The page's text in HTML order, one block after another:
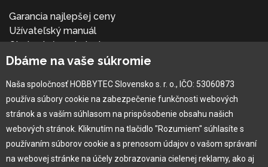
Garancia najlepšej ceny
Užívateľský manuál
Obchodné podmienky
Zákazník & partner
Novinky
Dbáme na vaše súkromie
Naša spoločnosť HOBBYTEC Slovensko s. r. o., IČO: 53060873
používa súbory cookie na zabezpečenie funkčnosti webových
stránok a s vaším súhlasom na prispôsobenie obsahu našich
webových stránok. Kliknutím na tlačidlo "Rozumiem" súhlasíte s
používaním súborov cookie a s prenosom údajov o vašom správaní
na webovej stránke na účely zobrazovania cielenej reklamy, ako aj